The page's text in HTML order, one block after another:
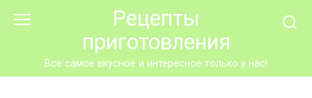
Рецепты
приготовления
Все самое вкусное и интересное только у нас!